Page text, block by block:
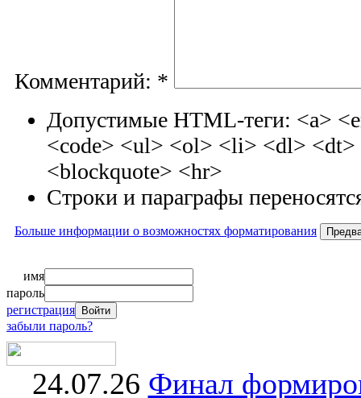
Комментарий: *
Допустимые HTML-теги: <a>
<code> <ul> <ol> <li> <dl> <dt>
<blockquote> <hr>
Строки и параграфы
Больше информации о возможностях форматирования
имя
пароль
регистрация
забыли пароль?
24.07.26 Финал